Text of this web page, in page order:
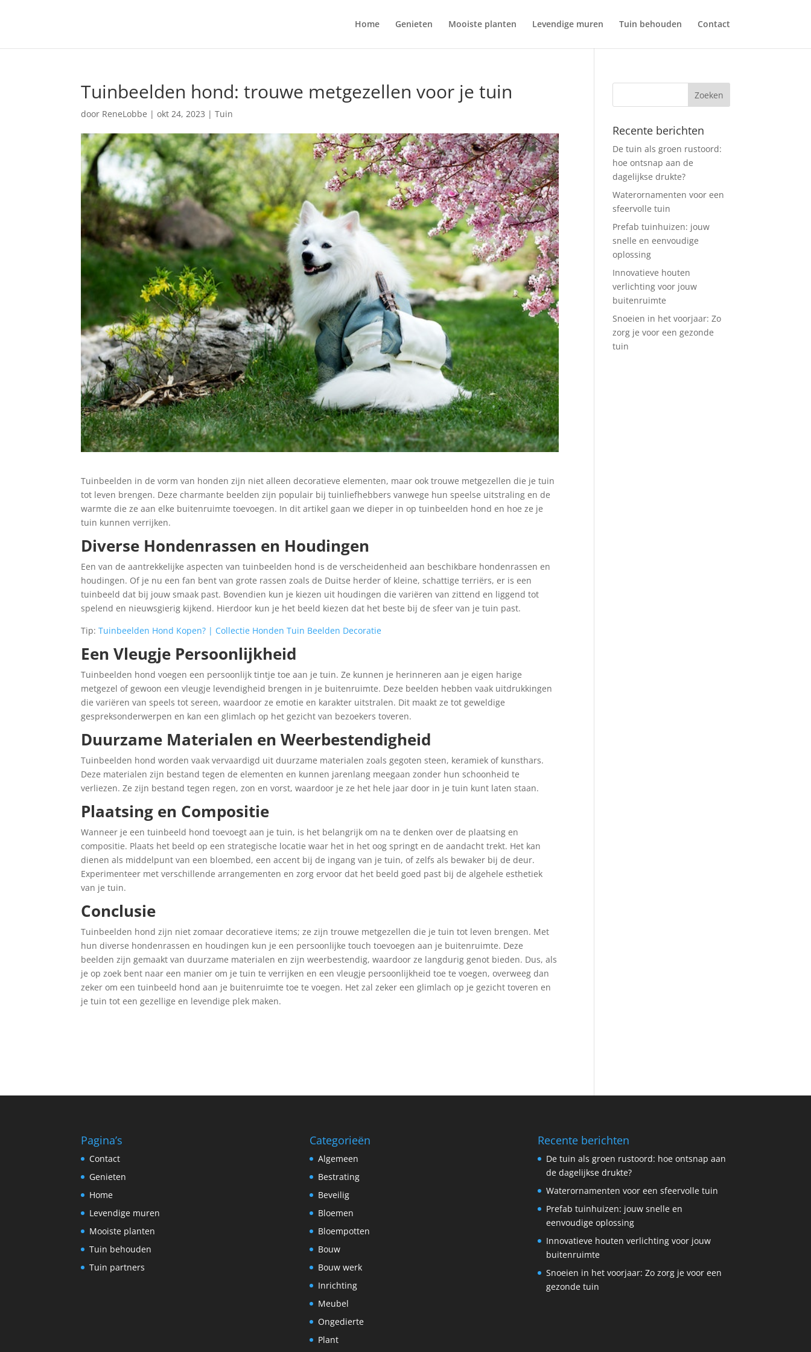
Home Genieten Mooiste planten Levendige muren Tuin behouden Contact
Tuinbeelden hond: trouwe metgezellen voor je tuin
door ReneLobbe |okt 24, 2023 |Tuin
Tuinbeelden in de vorm van honden zijn niet alleen decoratieve elementen, maar ook trouwe metgezellen die je tuin
tot leven brengen. Deze charmante beelden zijn populair bij tuinliefhebbers vanwege hun speelse uitstraling en de
warmte die ze aan elke buitenruimte toevoegen. In dit artikel gaan we dieper in op tuinbeelden hond en hoe ze je
tuin kunnen verrijken.
Diverse Hondenrassen en Houdingen
Een van de aantrekkelijke aspecten van tuinbeelden hond is de verscheidenheid aan beschikbare hondenrassen en
houdingen. Of je nu een fan bent van grote rassen zoals de Duitse herder of kleine, schattige terriërs, er is een
tuinbeeld dat bij jouw smaak past. Bovendien kun je kiezen uit houdingen die variëren van zittend en liggend tot
spelend en nieuwsgierig kijkend. Hierdoor kun je het beeld kiezen dat het beste bij de sfeer van je tuin past.
Tip:Tuinbeelden Hond Kopen? | Collectie Honden Tuin Beelden Decoratie
Een Vleugje Persoonlijkheid
Tuinbeelden hond voegen een persoonlijk tintje toe aan je tuin. Ze kunnen je herinneren aan je eigen harige
metgezel of gewoon een vleugje levendigheid brengen in je buitenruimte. Deze beelden hebben vaak uitdrukkingen
die variëren van speels tot sereen, waardoor ze emotie en karakter uitstralen. Dit maakt ze tot geweldige
gespreksonderwerpen en kan een glimlach op het gezicht van bezoekers toveren.
Duurzame Materialen en Weerbestendigheid
Tuinbeelden hond worden vaak vervaardigd uit duurzame materialen zoals gegoten steen, keramiek of kunsthars.
Deze materialen zijn bestand tegen de elementen en kunnen jarenlang meegaan zonder hun schoonheid te
verliezen. Ze zijn bestand tegen regen, zon en vorst, waardoor je ze het hele jaar door in je tuin kunt laten staan.
Plaatsing en Compositie
Wanneer je een tuinbeeld hond toevoegt aan je tuin, is het belangrijk om na te denken over de plaatsing en
compositie. Plaats het beeld op een strategische locatie waar het in het oog springt en de aandacht trekt. Het kan
dienen als middelpunt van een bloembed, een accent bij de ingang van je tuin, of zelfs als bewaker bij de deur.
Experimenteer met verschillende arrangementen en zorg ervoor dat het beeld goed past bij de algehele esthetiek
van je tuin.
Conclusie
Tuinbeelden hond zijn niet zomaar decoratieve items; ze zijn trouwe metgezellen die je tuin tot leven brengen. Met
hun diverse hondenrassen en houdingen kun je een persoonlijke touch toevoegen aan je buitenruimte. Deze
beelden zijn gemaakt van duurzame materialen en zijn weerbestendig, waardoor ze langdurig genot bieden. Dus, als
je op zoek bent naar een manier om je tuin te verrijken en een vleugje persoonlijkheid toe te voegen, overweeg dan
zeker om een tuinbeeld hond aan je buitenruimte toe te voegen. Het zal zeker een glimlach op je gezicht toveren en
je tuin tot een gezellige en levendige plek maken.
Recente berichten
De tuin als groen rustoord:
hoe ontsnap aan de
dagelijkse drukte?
Waterornamenten voor een
sfeervolle tuin
Prefab tuinhuizen: jouw
snelle en eenvoudige
oplossing
Innovatieve houten
verlichting voor jouw
buitenruimte
Snoeien in het voorjaar: Zo
zorg je voor een gezonde
tuin
Pagina’s
Contact
Genieten
Home
Levendige muren
Mooiste planten
Tuin behouden
Tuin partners
Categorieën
Algemeen
Bestrating
Beveilig
Bloemen
Bloempotten
Bouw
Bouw werk
Inrichting
Meubel
Ongedierte
Plant
Recente berichten
De tuin als groen rustoord: hoe ontsnap aan
de dagelijkse drukte?
Waterornamenten voor een sfeervolle tuin
Prefab tuinhuizen: jouw snelle en
eenvoudige oplossing
Innovatieve houten verlichting voor jouw
buitenruimte
Snoeien in het voorjaar: Zo zorg je voor een
gezonde tuin